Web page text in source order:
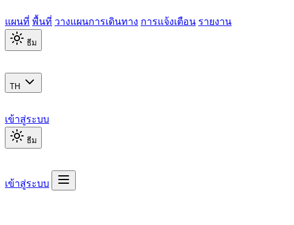
แผนที่ พื้นที่ วางแผนการเดินทาง การแจ้งเตือน รายงาน
ธีม
TH
เข้าสู่ระบบ
ธีม
เข้าสู่ระบบ